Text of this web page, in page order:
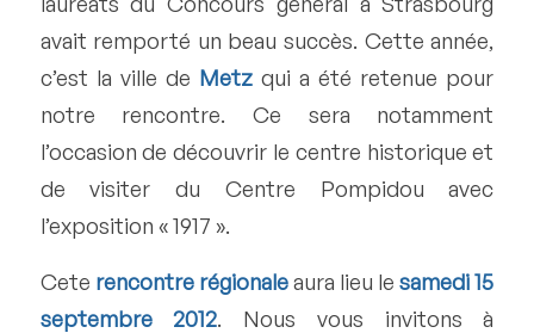
avait remporté un beau succès. Cette année,
c’est la ville de Metzqui a été retenue pour
notre rencontre. Ce sera notamment
l’occasion de découvrir le centre historique et
de visiter du Centre Pompidou avec
l’exposition « 1917 ».
Cete rencontre régionaleaura lieu lesamedi 15
septembre 2012. Nous vous invitons à